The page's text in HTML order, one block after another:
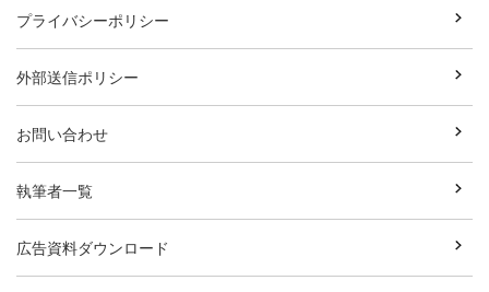
プライバシーポリシー
外部送信ポリシー
お問い合わせ
執筆者一覧
広告資料ダウンロード